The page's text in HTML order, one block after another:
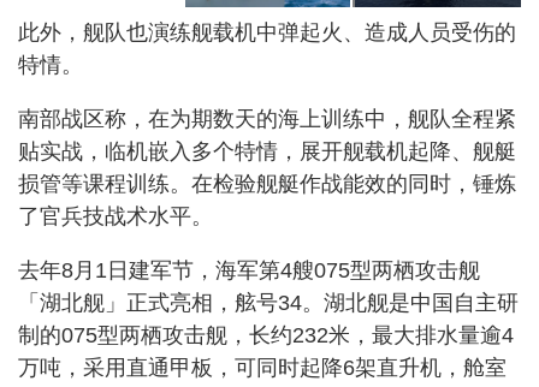
此外，舰队也演练舰载机中弹起火、造成人员受伤的
特情。
南部战区称，在为期数天的海上训练中，舰队全程紧
贴实战，临机嵌入多个特情，展开舰载机起降、舰艇
损管等课程训练。在检验舰艇作战能效的同时，锤炼
了官兵技战术水平。
去年8月1日建军节，海军第4艘075型两栖攻击舰
「湖北舰」正式亮相，舷号34。湖北舰是中国自主研
制的075型两栖攻击舰，长约232米，最大排水量逾4
万吨，采用直通甲板，可同时起降6架直升机，舱室